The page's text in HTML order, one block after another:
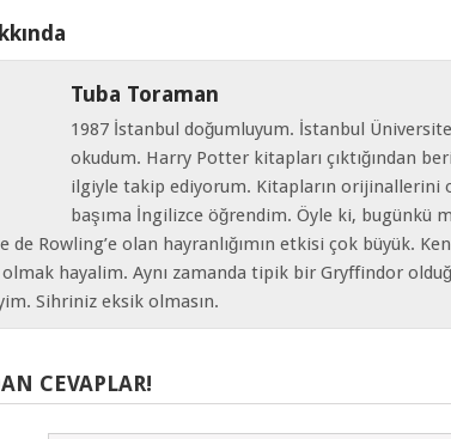
Tuba Toraman
1987 İstanbul doğumluyum. İstanbul
okudum. Harry Potter kitapları çıktığından beri
ilgiyle takip ediyorum. Kitapların orijinallerini
başıma İngilizce öğrendim. Öyle ki, bugünkü
de Rowling’e olan hayranlığımın etkisi çok büyük.
hayalim. Aynı zamanda tipik bir Gryffindor
Sihriniz eksik olmasın.
CEVAPLAR!